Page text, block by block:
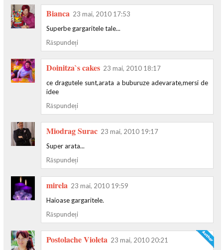
Bianca 23 mai, 2010 17:53
Superbe gargaritele tale...
Răspundeți
Doinitza`s cakes 23 mai, 2010 18:17
ce dragutele sunt,arata a buburuze adevarate,mersi de
idee
Răspundeți
Miodrag Surac 23 mai, 2010 19:17
Super arata...
Răspundeți
mirela 23 mai, 2010 19:59
Haioase gargaritele.
Răspundeți
Postolache Violeta 23 mai, 2010 20:21